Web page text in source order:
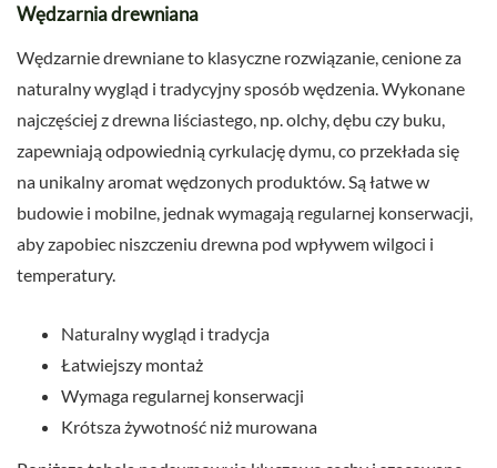
Wędzarnia drewniana
Wędzarnie drewniane to klasyczne rozwiązanie, cenione za
naturalny wygląd i tradycyjny sposób wędzenia. Wykonane
najczęściej z drewna liściastego, np. olchy, dębu czy buku,
zapewniają odpowiednią cyrkulację dymu, co przekłada się
na unikalny aromat wędzonych produktów. Są łatwe w
budowie i mobilne, jednak wymagają regularnej konserwacji,
aby zapobiec niszczeniu drewna pod wpływem wilgoci i
temperatury.
Naturalny wygląd i tradycja
Łatwiejszy montaż
Wymaga regularnej konserwacji
Krótsza żywotność niż murowana